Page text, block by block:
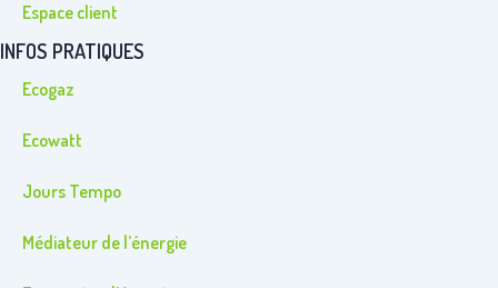
Espace client
INFOS PRATIQUES
Ecogaz
Ecowatt
Jours Tempo
Médiateur de l’énergie